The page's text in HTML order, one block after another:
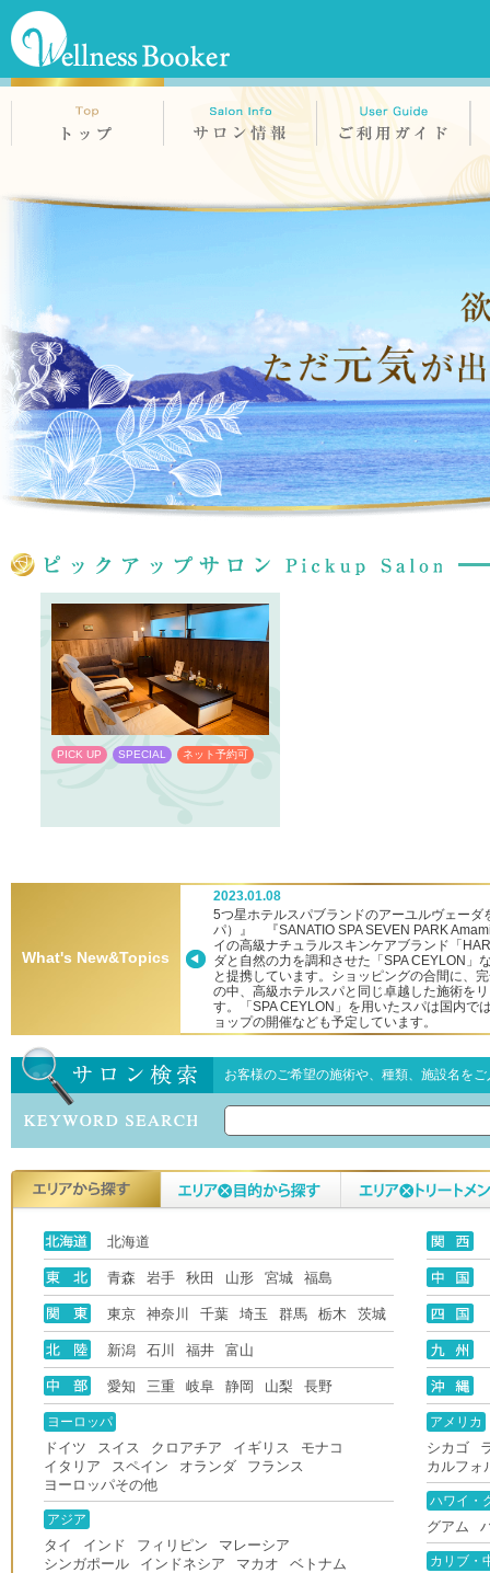
PICK UP SPECIAL ネット予約可
What's New&Topics
2023.01.08
5つ星ホテルスパブランドのアーユルヴェーダ
パ）』 『SANATIO SPA SEVEN PARK
イの高級ナチュラルスキンケアブランド「
ダと自然の力を調和させた「SPA CEYLON」
と提携しています。ショッピングの合間に、
の中、高級ホテルスパと同じ卓越した施術を
す。「SPA CEYLON」を用いたスパは国内で
ョップの開催なども予定しています。
お客様のご希望の施術や、種類、施設名を
北海道
青森 岩手 秋田 山形 宮城 福島
東京 神奈川 千葉 埼玉 群馬 栃木 茨城
新潟 石川 福井 富山
愛知 三重 岐阜 静岡 山梨 長野
ヨーロッパ
ドイツ スイス クロアチア イギリス
モナコ
イタリア
スペイン オランダ
フランス
ヨーロッパその他
アジア
タイ インド フィリピン
マレーシア
シンガポール
インドネシア マカオ
ベトナム
アメリカ
シカゴ
カルフォ
ハワイ・
グアム
カリブ・